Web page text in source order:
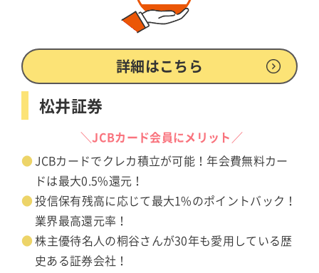
詳細はこちら
松井証券
＼JCBカード会員にメリット／
JCBカードでクレカ積立が可能！年会費無料カー
ドは最大0.5%還元！
投信保有残高に応じて最大1%のポイントバック！
業界最高還元率！
株主優待名人の桐谷さんが30年も愛用している歴
史ある証券会社！